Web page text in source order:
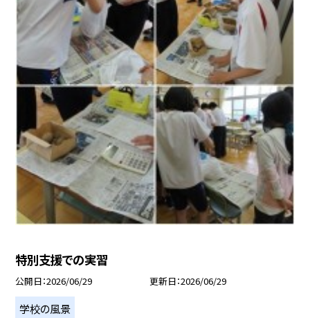
特別支援での実習
公開日 2026/06/29 更新日 2026/06/29
学校の風景